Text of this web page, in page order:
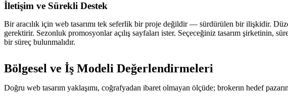
İletişim ve Sürekli Destek
Bir aracılık için web tasarımı tek seferlik bir proje değildir — sürdürülen bir ilişkidir.
gerektirir. Sezonluk promosyonlar açılış sayfaları ister. Seçeceğiniz tasarım şirketinin,
bir süreç bulunmalıdır.
Bölgesel ve İş Modeli Değerlendirmeleri
Doğru web tasarım yaklaşımı, coğrafyadan ibaret olmayan ölçüde; brokerın hedef